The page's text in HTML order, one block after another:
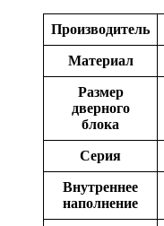
Производитель
Материал
Размер
дверного
блока
Серия
Внутреннее
наполнение